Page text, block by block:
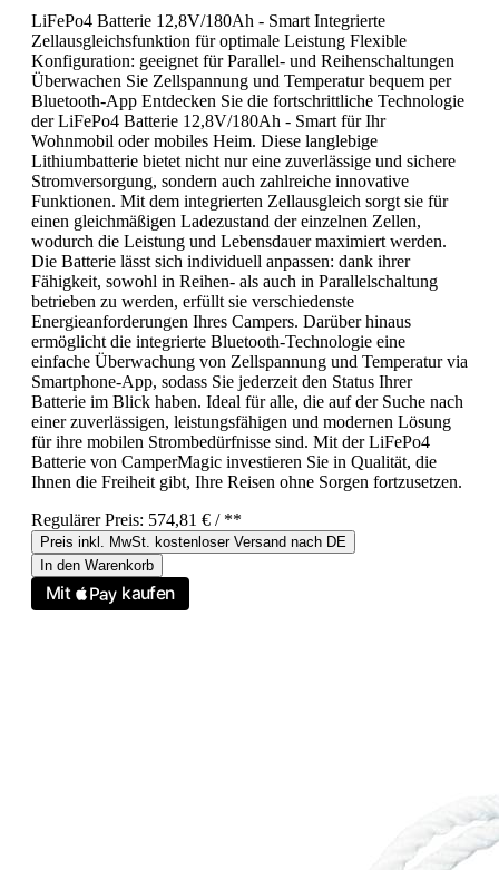
LiFePo4 Batterie 12,8V/180Ah - Smart Integrierte
Zellausgleichsfunktion für optimale Leistung Flexible
Konfiguration: geeignet für Parallel- und Reihenschaltungen
Überwachen Sie Zellspannung und Temperatur bequem per
Bluetooth-App Entdecken Sie die fortschrittliche Technologie
der LiFePo4 Batterie 12,8V/180Ah - Smart für Ihr
Wohnmobil oder mobiles Heim. Diese langlebige
Lithiumbatterie bietet nicht nur eine zuverlässige und sichere
Stromversorgung, sondern auch zahlreiche innovative
Funktionen. Mit dem integrierten Zellausgleich sorgt sie für
einen gleichmäßigen Ladezustand der einzelnen Zellen,
wodurch die Leistung und Lebensdauer maximiert werden.
Die Batterie lässt sich individuell anpassen: dank ihrer
Fähigkeit, sowohl in Reihen- als auch in Parallelschaltung
betrieben zu werden, erfüllt sie verschiedenste
Energieanforderungen Ihres Campers. Darüber hinaus
ermöglicht die integrierte Bluetooth-Technologie eine
einfache Überwachung von Zellspannung und Temperatur via
Smartphone-App, sodass Sie jederzeit den Status Ihrer
Batterie im Blick haben. Ideal für alle, die auf der Suche nach
einer zuverlässigen, leistungsfähigen und modernen Lösung
für ihre mobilen Strombedürfnisse sind. Mit der LiFePo4
Batterie von CamperMagic investieren Sie in Qualität, die
Ihnen die Freiheit gibt, Ihre Reisen ohne Sorgen fortzusetzen.
Regulärer Preis: 574,81 € / **
Preis inkl. MwSt. kostenloser Versand nach DE
In den Warenkorb